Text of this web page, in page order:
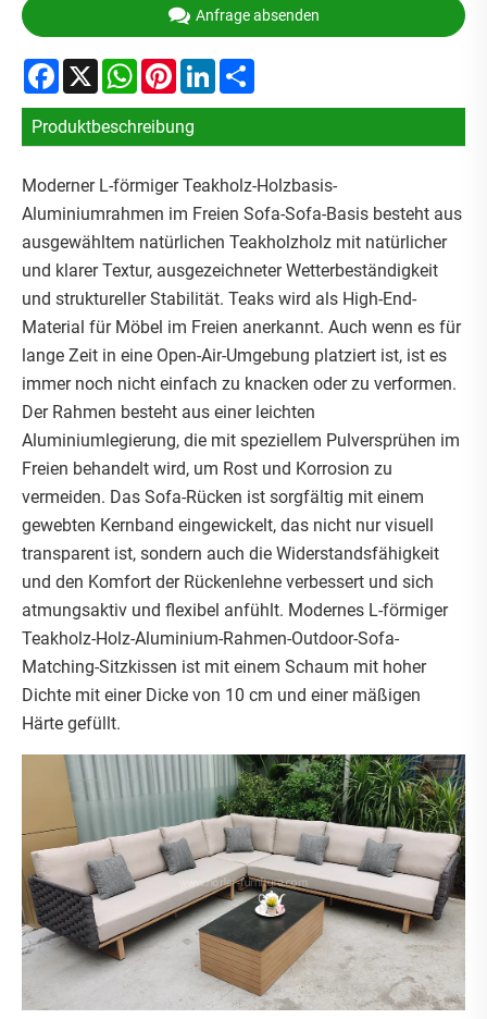
Anfrage absenden
Facebook
X WhatsApp
PinterestLinkedIn
Produktbeschreibung
Moderner L-förmiger Teakholz-Holzbasis-
Aluminiumrahmen im Freien Sofa-Sofa-Basis besteht aus
ausgewähltem natürlichen Teakholzholz mit natürlicher
und klarer Textur, ausgezeichneter Wetterbeständigkeit
und struktureller Stabilität. Teaks wird als High-End-
Material für Möbel im Freien anerkannt. Auch wenn es für
lange Zeit in eine Open-Air-Umgebung platziert ist, ist es
immer noch nicht einfach zu knacken oder zu verformen.
Der Rahmen besteht aus einer leichten
Aluminiumlegierung, die mit speziellem Pulversprühen im
Freien behandelt wird, um Rost und Korrosion zu
vermeiden. Das Sofa-Rücken ist sorgfältig mit einem
gewebten Kernband eingewickelt, das nicht nur visuell
transparent ist, sondern auch die Widerstandsfähigkeit
und den Komfort der Rückenlehne verbessert und sich
atmungsaktiv und flexibel anfühlt. Modernes L-förmiger
Teakholz-Holz-Aluminium-Rahmen-Outdoor-Sofa-
Matching-Sitzkissen ist mit einem Schaum mit hoher
Dichte mit einer Dicke von 10 cm und einer mäßigen
Härte gefüllt.